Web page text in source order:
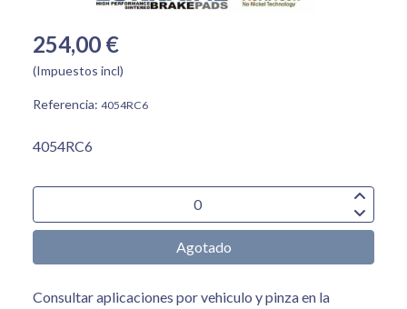
254,00 €
(Impuestos incl)
Referencia: 4054RC6
4054RC6
Agotado
Consultar aplicaciones por vehiculo y pinza en la